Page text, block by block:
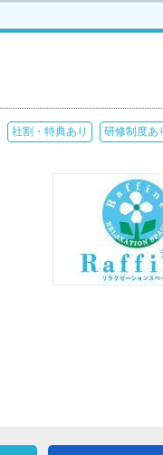
社割・特典あり 研修制度あ